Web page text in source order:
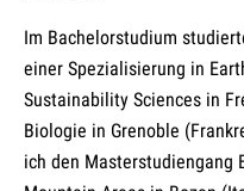
Im Bachelorstudium
einer Spezialisierung in
Sustainability Sciences in
Biologie in Grenoble
ich den Masterstudiengang